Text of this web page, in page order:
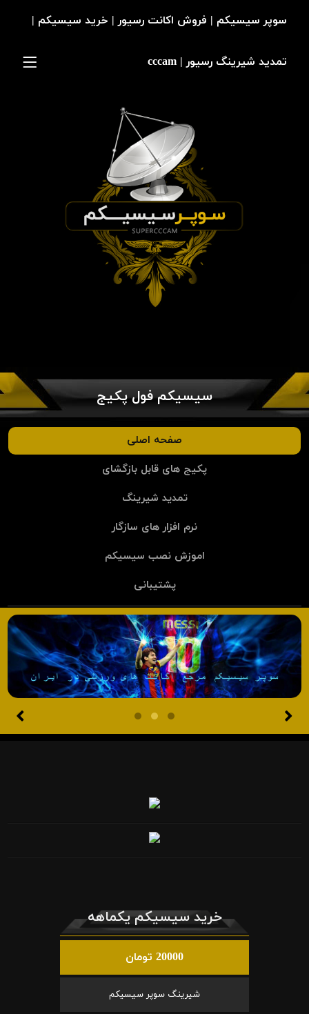
سیسیکم فول پکیج
صفحه اصلی
پکیج های قابل بازگشای
تمدید شیرینگ
نرم افزار های سازگار
اموزش نصب سیسیکم
پشتیبانی
خرید سیسیکم یکماهه
20000 تومان
شیرینگ سوپر سیسیکم
سوپر سیسیکم | فروش اکانت رسیور | خرید سیسیکم |
تمدید شیرینگ رسیور | cccam